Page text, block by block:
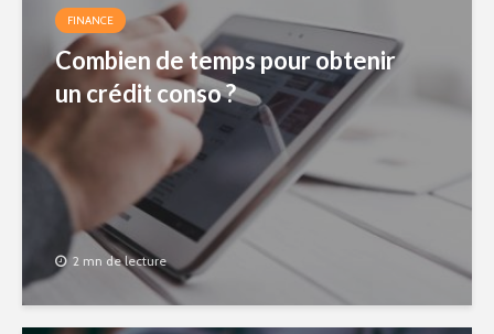
FINANCE
Combien de temps pour obtenir
un crédit conso ?
2 mn de lecture